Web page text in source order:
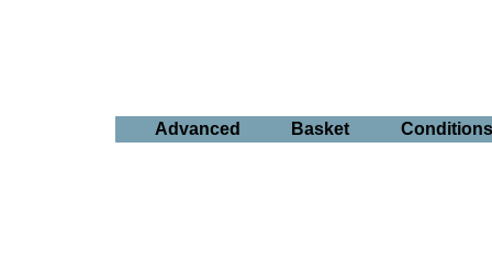
Advanced Basket Conditions